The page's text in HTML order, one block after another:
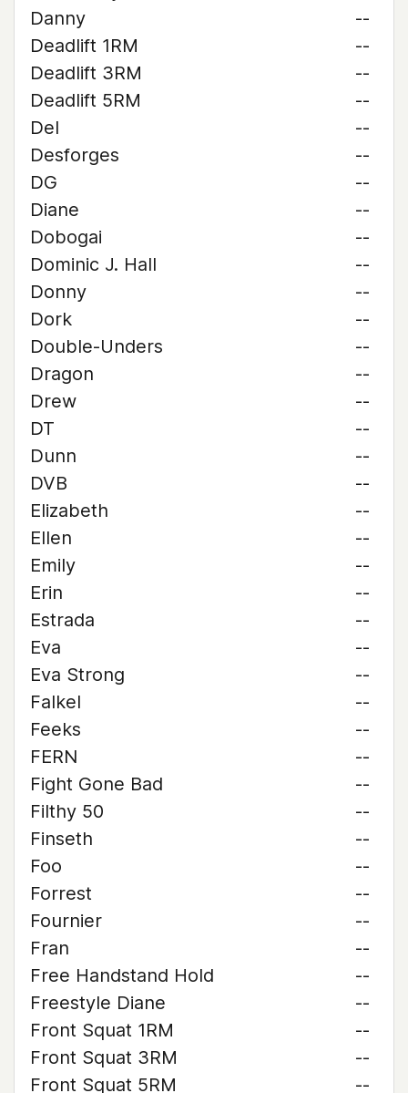
Danny
--
Deadlift 1RM
--
Deadlift 3RM
--
Deadlift 5RM
--
Del
--
Desforges
--
DG
--
Diane
--
Dobogai
--
Dominic J. Hall
--
Donny
--
Dork
--
Double-Unders
--
Dragon
--
Drew
--
DT
--
Dunn
--
DVB
--
Elizabeth
--
Ellen
--
Emily
--
Erin
--
Estrada
--
Eva
--
Eva Strong
--
Falkel
--
Feeks
--
FERN
--
Fight Gone Bad
--
Filthy 50
--
Finseth
--
Foo
--
Forrest
--
Fournier
--
Fran
--
Free Handstand Hold
--
Freestyle Diane
--
Front Squat 1RM
--
Front Squat 3RM
--
Front Squat 5RM
--